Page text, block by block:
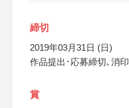
締切
2019年03月31日 (日)
作品提出･応募締切､消
賞